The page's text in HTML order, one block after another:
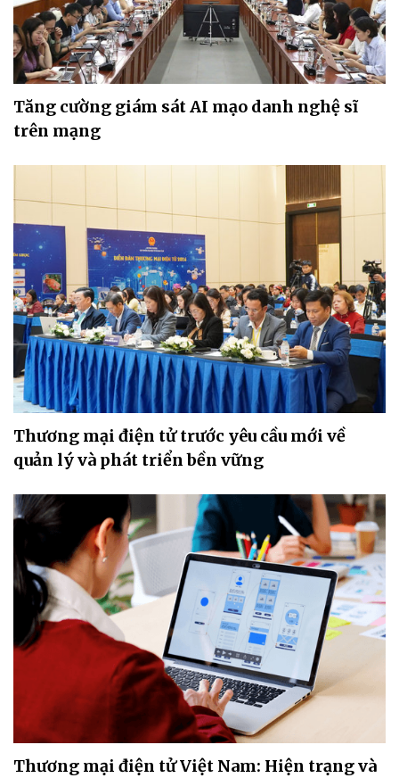
Tăng cường giám sát AI mạo danh nghệ sĩ
trên mạng
Thương mại điện tử trước yêu cầu mới về
quản lý và phát triển bền vững
Thương mại điện tử Việt Nam: Hiện trạng và